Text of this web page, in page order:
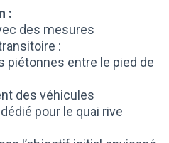
:
des mesures
:
piétonnes entre le pied de
des véhicules
pour le quai rive